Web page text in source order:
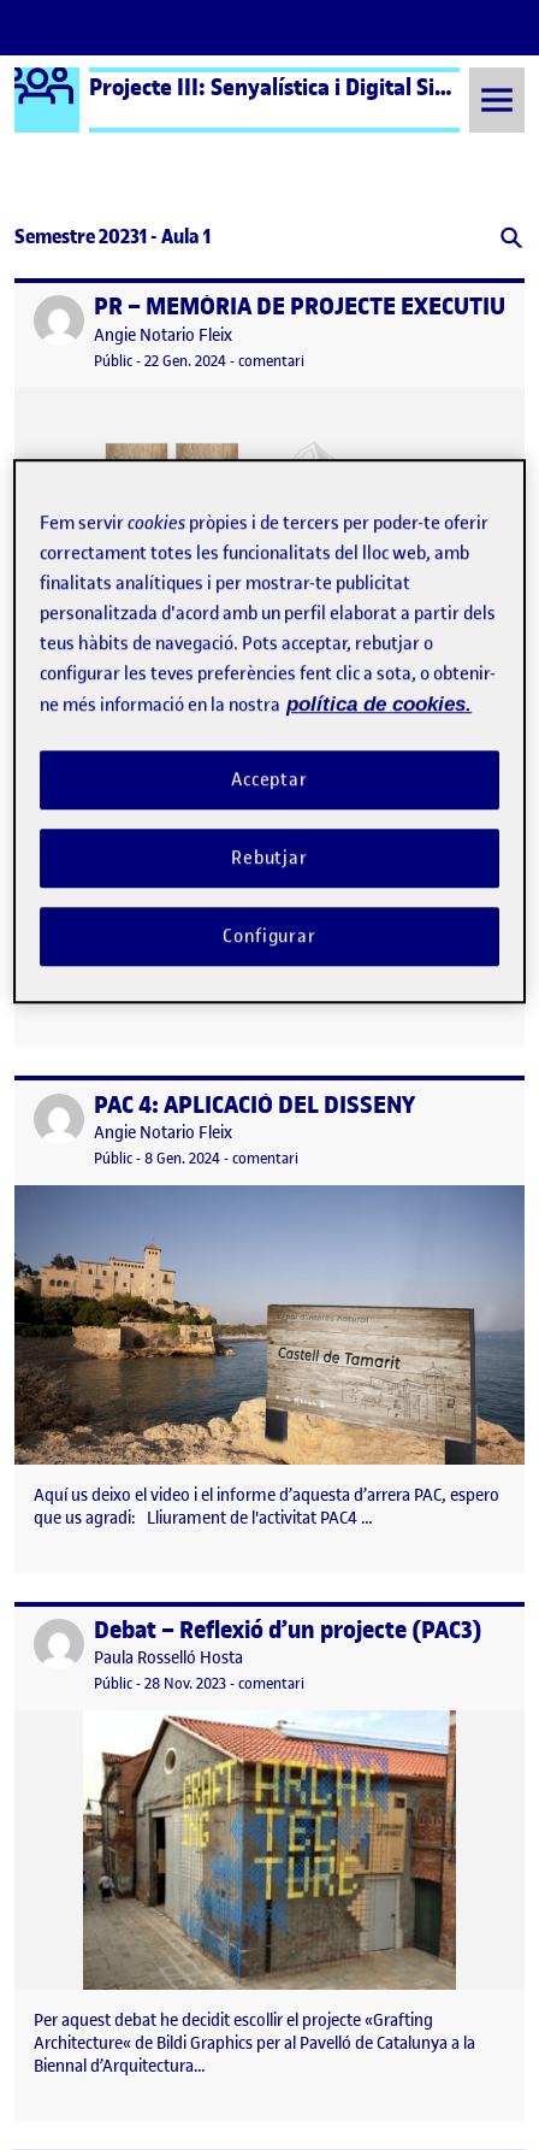
Saltar al contingut
Logo Ágora Projecte III: Senyalística i Digital Signage – Aula 1
Semestre 20231 - Aula 1
Publicat perPR – MEMÒRIA DE PROJECTE EXECUTIU
Publicat per
Angie Notario Fleix
Visibilitat:
Públic-Data de publicació
22 Gen. 202412 juny, 2024 4:38 pm
-comentariel PR – MEMÒRIA DE PROJECTE
Bona nit companys/es, Aquí us deixo la pràctica final del projecte
III de senyalística. Ha estat un treball enrequidor i al cap…
Publicat perPAC 5: PECHAKUCHA
Visibilitat:
Públic-Data de publicació
19 Gen. 202412 juny, 2024 4:38 pm
-comentariel PAC 5: PECHAKUCHA
Bona nit, A continuació us adjunto la presentació del meu
sistema de senyalística del camí de la desembocadura del riu
Gaià. Espero que us agradi, Gràcies, Angie Lliurament de
Publicat perPAC 4: APLICACIÓ DEL DISSENY
Publicat per
Angie Notario Fleix
Visibilitat:
Públic-Data de publicació
8 Gen. 202412 juny, 2024 4:39 pm
-comentariel PAC 4: APLICACIÓ DEL DISSENY
Aquí us deixo el video i el informe d’aquesta d’arrera PAC, espero
que us agradi: Lliurament de l'activitat PAC4 …
Publicat perDebat – Reflexió d’un projecte (PAC3)
Publicat per
Paula Rosselló Hosta
Visibilitat:
Públic-Data de publicació
28 Nov. 202328 novembre, 2023 11:36 pm
-comentariel Debat – Reflexió d’un projecte
Per aquest debat he decidit escollir el projecte «Grafting
Architecture« de Bildi Graphics per al Pavelló de Catalunya a la
Biennal d’Arquitectura…
Fem servircookies pròpies i de tercers per poder-te oferir
correctament totes les funcionalitats del lloc web, amb
finalitats analítiques i per mostrar-te publicitat
personalitzada d'acord amb un perfil elaborat a partir dels
teus hàbits de navegació. Pots acceptar, rebutjar o
configurar les teves preferències fent clic a sota, o obtenir-
ne més informació en la nostra política de cookies.
Rebutjar
Acceptar
Configurar